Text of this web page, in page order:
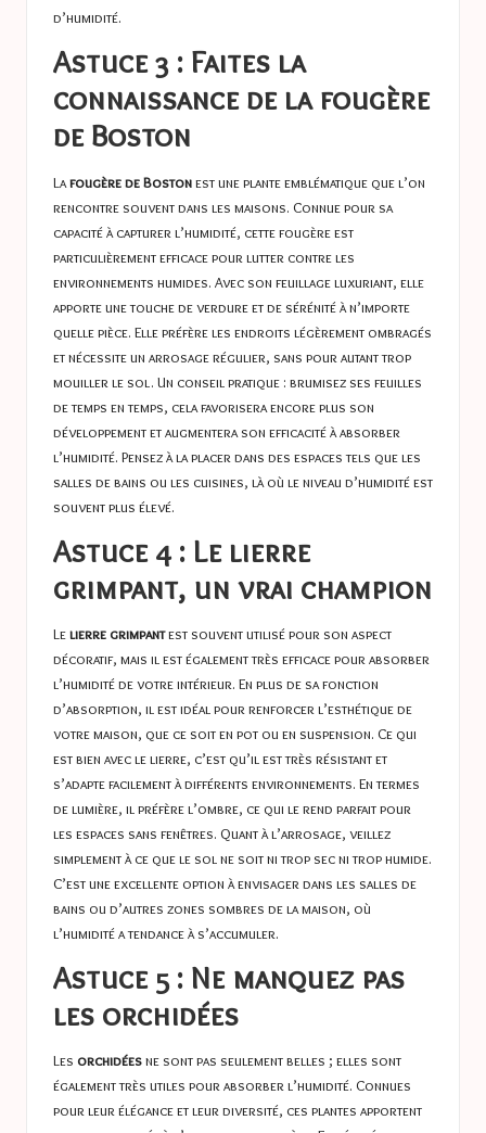
d’humidité.
Astuce 3 : Faites la
connaissance de la fougère
de Boston
Lafougère de Bostonest une plante emblématique que l’on
rencontre souvent dans les maisons. Connue pour sa
capacité à capturer l’humidité, cette fougère est
particulièrement efficace pour lutter contre les
environnements humides. Avec son feuillage luxuriant, elle
apporte une touche de verdure et de sérénité à n’importe
quelle pièce. Elle préfère les endroits légèrement ombragés
et nécessite un arrosage régulier, sans pour autant trop
mouiller le sol. Un conseil pratique : brumisez ses feuilles
de temps en temps, cela favorisera encore plus son
développement et augmentera son efficacité à absorber
l’humidité. Pensez à la placer dans des espaces tels que les
salles de bains ou les cuisines, là où le niveau d’humidité est
souvent plus élevé.
Astuce 4 : Le lierre
grimpant, un vrai champion
Lelierre grimpantest souvent utilisé pour son aspect
décoratif, mais il est également très efficace pour absorber
l’humidité de votre intérieur. En plus de sa fonction
d’absorption, il est idéal pour renforcer l’esthétique de
votre maison, que ce soit en pot ou en suspension. Ce qui
est bien avec le lierre, c’est qu’il est très résistant et
s’adapte facilement à différents environnements. En termes
de lumière, il préfère l’ombre, ce qui le rend parfait pour
les espaces sans fenêtres. Quant à l’arrosage, veillez
simplement à ce que le sol ne soit ni trop sec ni trop humide.
C’est une excellente option à envisager dans les salles de
bains ou d’autres zones sombres de la maison, où
l’humidité a tendance à s’accumuler.
Astuce 5 : Ne manquez pas
les orchidées
Les orchidéesne sont pas seulement belles ; elles sont
également très utiles pour absorber l’humidité. Connues
pour leur élégance et leur diversité, ces plantes apportent